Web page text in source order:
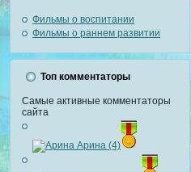
Фильмы о воспитании
Фильмы о раннем развитии
Топ комментаторы
Самые активные комментаторы
сайта
Арина (4)